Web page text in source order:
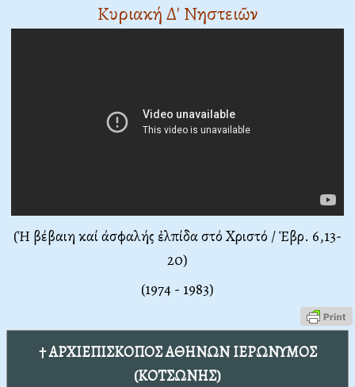
Κυριακή Δ' Νηστειῶν
(Ἡ βέβαιη καί άσφαλής ἐλπίδα στό Χριστό / Ἑβρ. 6,13-
20)
(1974 - 1983)
† ΑΡΧΙΕΠΙΣΚΟΠΟΣ ΑΘΗΝΩΝ ΙΕΡΩΝΥΜΟΣ
(ΚΟΤΣΩΝΗΣ)